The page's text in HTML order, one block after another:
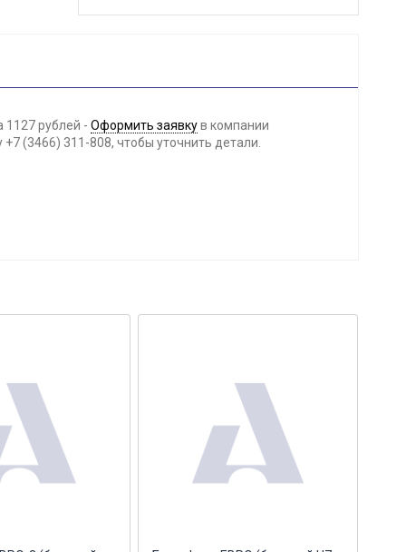
рублей - Оформить заявкув компании
(3466) 311-808, чтобы уточнить детали.